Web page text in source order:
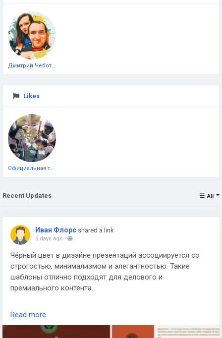
Likes
Официальная тестовая страница
Recent Updates All
Иван Флорс shared a link
6 days ago -
Чёрный цвет в дизайне презентаций ассоциируется со
строгостью, минимализмом и элегантностью. Такие
шаблоны отлично подходят для делового и
премиального контента.
На сайте
золотыми акцентами, которые создают эффектный
Read more